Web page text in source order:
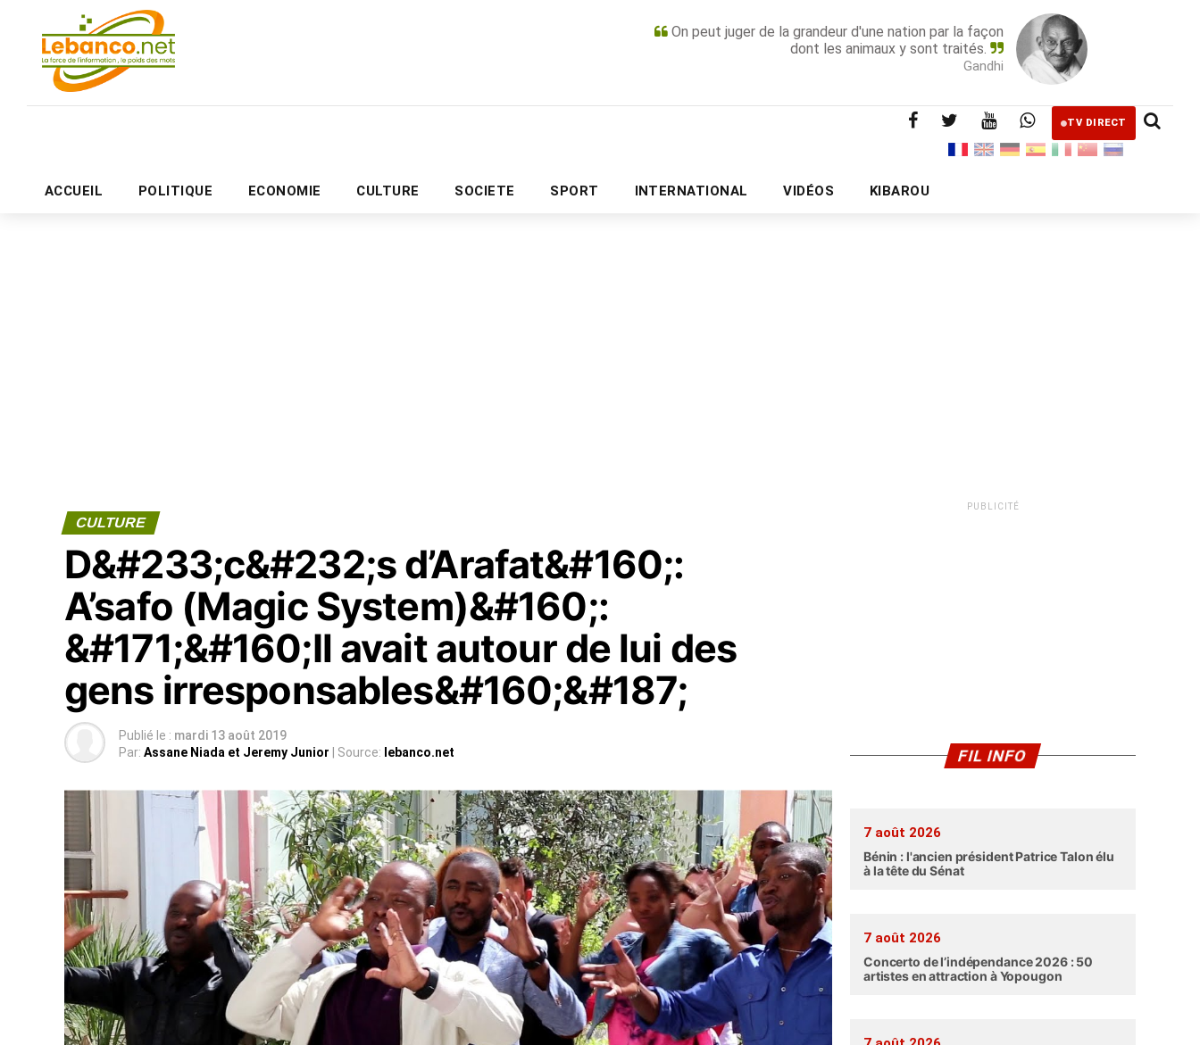
On peut juger de la grandeur d'une nation par la façon
dont les animaux y sont traités.
Gandhi
TV DIRECT
ACCUEIL POLITIQUE ECONOMIE CULTURE SOCIETE SPORT INTERNATIONAL VIDÉOS KIBAROU
PUBLICITÉ
CULTURE
D&#233;c&#232;s d’Arafat&#160;:
A’safo (Magic System)&#160;:
&#171;&#160;Il avait autour de lui des
gens irresponsables&#160;&#187;
Publié le : mardi 13 août 2019
Par: Assane Niada et Jeremy Junior | Source: lebanco.net
PUBLICITÉ
FIL INFO
7 août 2026
Bénin : l'ancien président Patrice Talon élu
à la tête du Sénat
7 août 2026
Concerto de l’indépendance 2026 : 50
artistes en attraction à Yopougon